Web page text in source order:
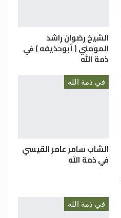
الشيخ رضوان راشد
المومني ( أبوحذيفه ) في
ذمة الله
في ذمة الله
الشاب سامر عامر القيسي
في ذمة الله
في ذمة الله